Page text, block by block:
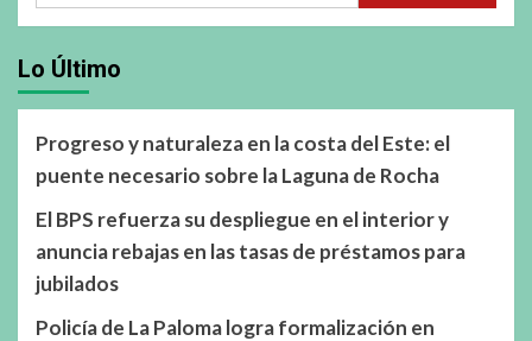
Lo Último
Progreso y naturaleza en la costa del Este: el
puente necesario sobre la Laguna de Rocha
El BPS refuerza su despliegue en el interior y
anuncia rebajas en las tasas de préstamos para
jubilados
Policía de La Paloma logra formalización en